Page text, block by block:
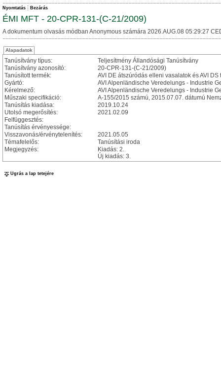
Nyomtatás Bezárás
ÉMI MFT - 20-CPR-131-(C-21/2009)
A dokumentum olvasás módban Anonymous számára 2026.AUG.08 05:29:27
Alapadatok
Tanúsítvány típus:
Teljesítmény Állandósági Tanúsítvány
Tanúsítvány azonosító:
20-CPR-131-(C-21/2009)
Tanúsított termék:
AVI DE átszúródás elleni vasalatok és AVI
Gyártó:
AVI Alpenländische Veredelungs - Industrie
Kérelmező:
AVI Alpenländische Veredelungs - Industrie
Műszaki specifikáció:
A-155/2015 számú, 2015.07.07. dátumú
Tanúsítás kiadása:
2019.10.24
Utolsó megerősítés:
2021.02.09
Felfüggesztés:
Tanúsítás érvényessége:
Visszavonás/érvénytelenítés:
2021.05.05
Témafelelős:
Tanúsítási iroda
Megjegyzés:
Kiadás: 2.
Új kiadás: 3.
Ugrás a lap tetejére